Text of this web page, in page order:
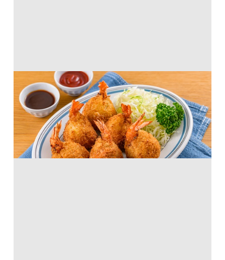
じゃがいものチーズ入りエビフライ
天ぷら粉